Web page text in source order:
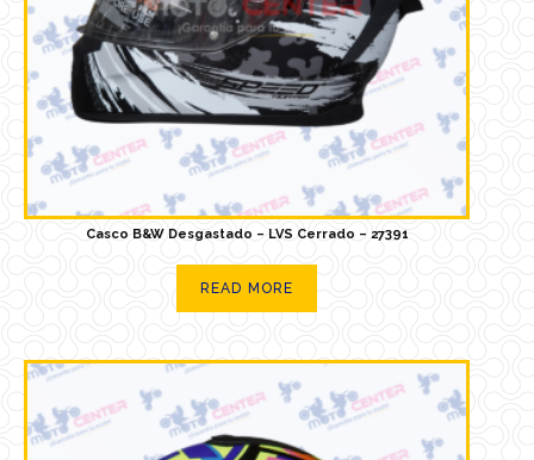
Casco B&W Desgastado – LVS Cerrado – 27391
READ MORE